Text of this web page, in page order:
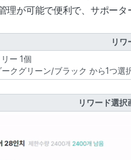
理が可能で便利で、サポー
リワ
ー 1個
クグリーン/ブラック から1つ選
リワード選択